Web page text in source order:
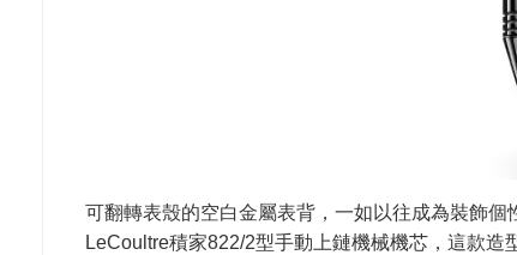
可翻轉表殼的空白金屬表背，一如以往成為裝飾
LeCoultre積家822/2型手動上鏈機械機芯，這款造